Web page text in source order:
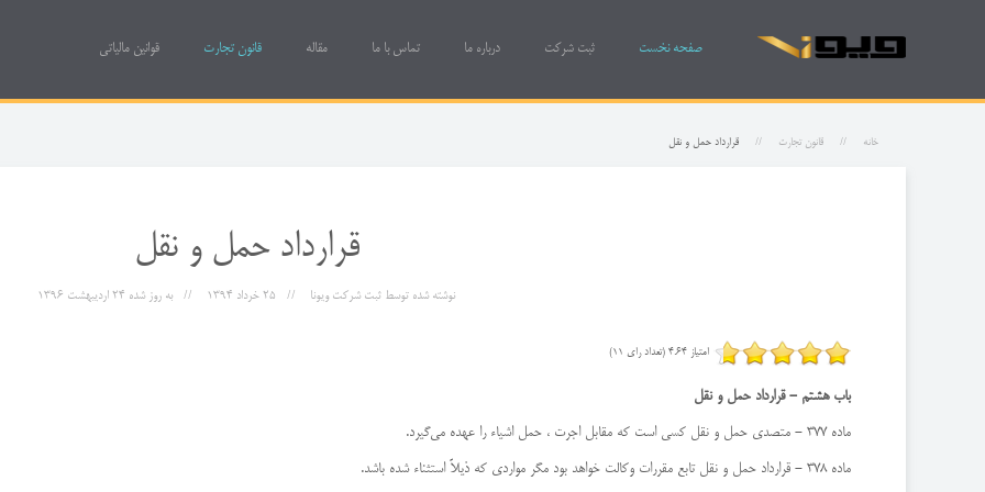
صفحه نخست ثبت شرکت درباره ما تماس با ما مقاله قانون تجارت قوانین مالیاتی
خانه قانون تجارت قرارداد حمل و نقل
قرارداد حمل و نقل
نوشته شده توسط ثبت شرکت ویونا 25 خرداد 1394 به روز شده 24 ارديبهشت 1396
امتیاز 4.64 (تعداد رای 11)
‌باب هشتم - قرارداد حمل و نقل
ماده 377 - متصدی حمل و نقل كسی است كه مقابل اجرت ، حمل اشیاء را عهده می‌گیرد.
ماده 378 - قرارداد حمل و نقل تابع مقررات وكالت خواهد بود مگر مواردی كه ذیلاً استثناء شده باشد.